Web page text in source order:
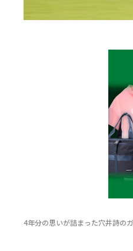
4年分の思いが詰まった穴井詩の